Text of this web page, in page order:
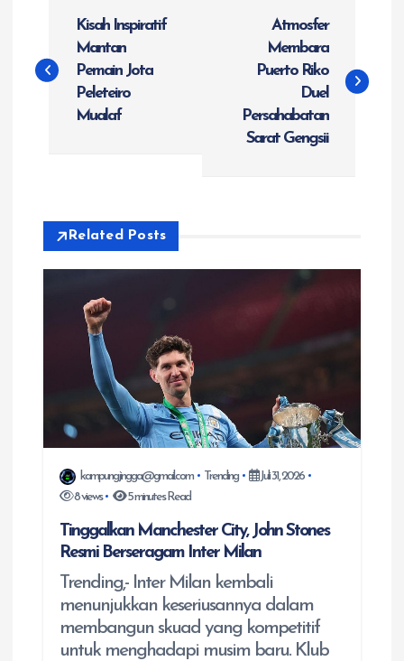
a
a
s
s
Kisah Inspiratif
Mantan
Pemain Jota
Peleteiro
Mualaf
Atmosfer
Membara
Puerto Riko
Duel
Persahabatan
Sarat Gengsii
Related Posts
kampungjingga@gmail.com Trending
Juli 31, 2026
8 views
5 minutes Read
Tinggalkan Manchester City, John Stones
Resmi Berseragam Inter Milan
Trending,- Inter Milan kembali
menunjukkan keseriusannya dalam
membangun skuad yang kompetitif
untuk menghadapi musim baru. Klub